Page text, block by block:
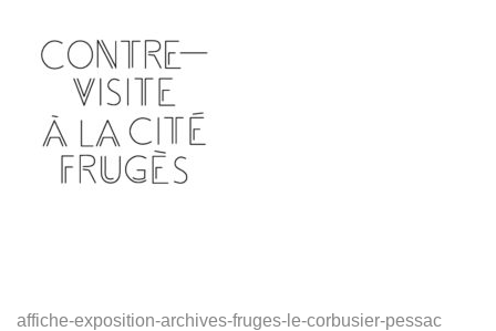
affiche-exposition-archives-fruges-le-corbusier-pessac